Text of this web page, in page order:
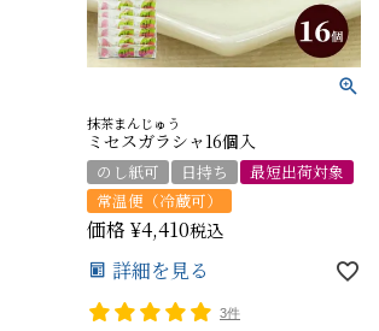
抹茶まんじゅう
ミセスガラシャ16個入
のし紙可 日持ち
最短出荷対象
常温便（冷蔵可）
価格 ¥4,410税込
詳細を見る
3件